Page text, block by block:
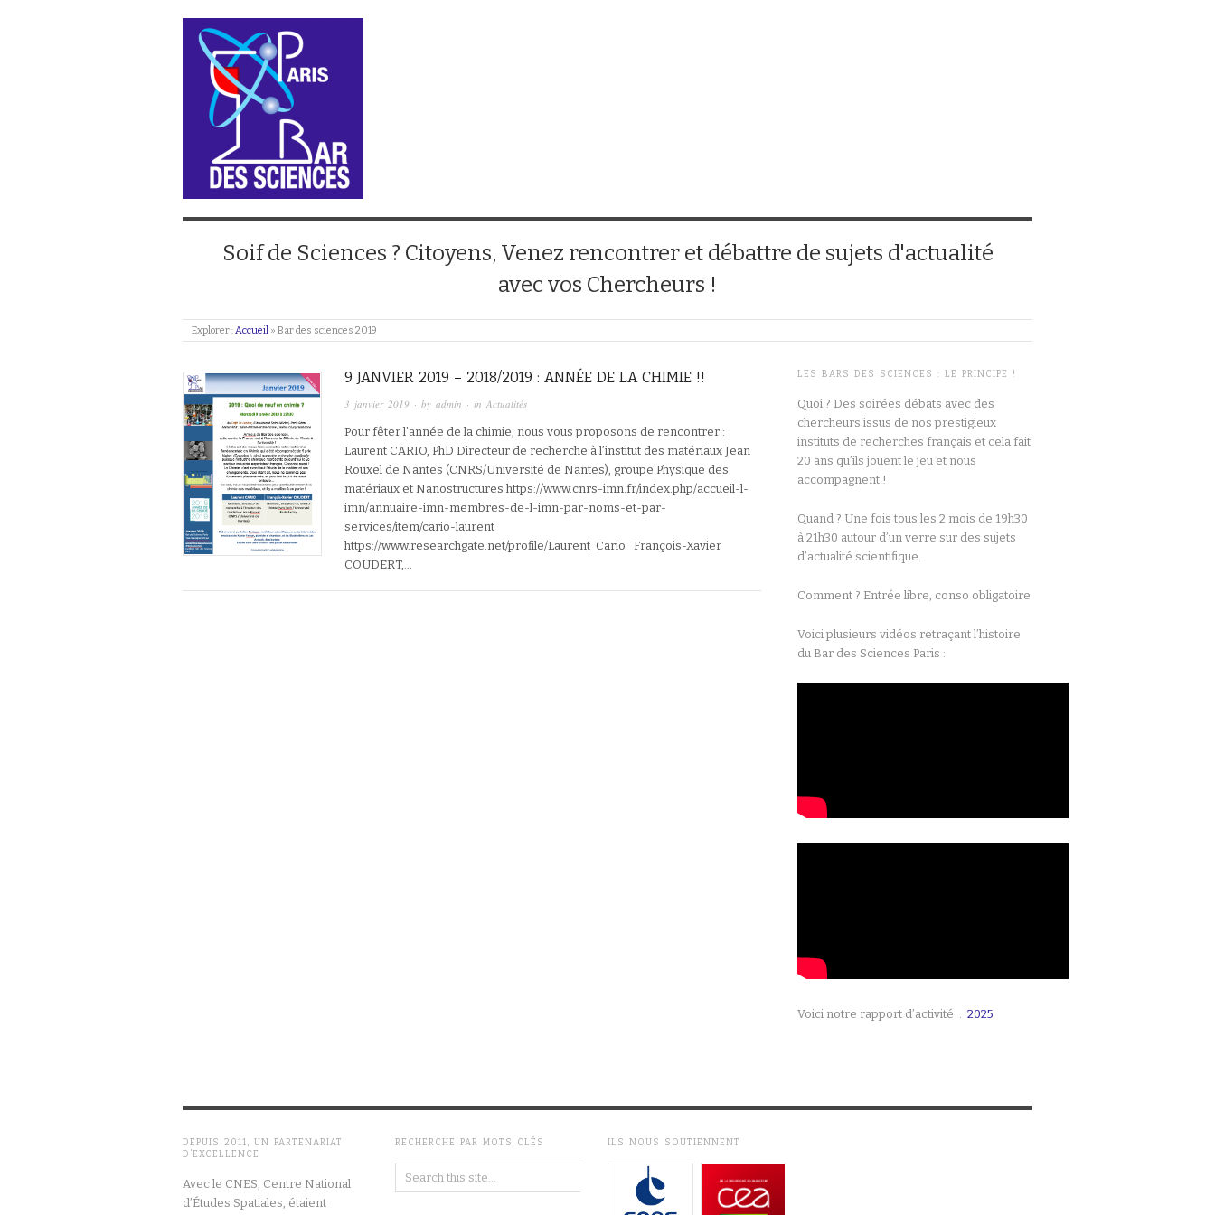
Soif de Sciences ? Citoyens, Venez rencontrer et débattre de sujets d'actualité
avec vos Chercheurs !
Explorer :Accueil » Bar des sciences 2019
9 JANVIER 2019 – 2018/2019 : ANNÉE DE LA CHIMIE !!
3 janvier 2019 · by admin · in Actualités
Pour fêter l’année de la chimie, nous vous proposons de rencontrer :
Laurent CARIO, PhD Directeur de recherche à l’institut des matériaux Jean
Rouxel de Nantes (CNRS/Université de Nantes), groupe Physique des
matériaux et Nanostructures https://www.cnrs-imn.fr/index.php/accueil-l-
imn/annuaire-imn-membres-de-l-imn-par-noms-et-par-
services/item/cario-laurent
https://www.researchgate.net/profile/Laurent_Cario François-Xavier
COUDERT,…
LES BARS DES SCIENCES : LE PRINCIPE !
Quoi ? Des soirées débats avec des
chercheurs issus de nos prestigieux
instituts de recherches français et cela fait
20 ans qu’ils jouent le jeu et nous
accompagnent !
Quand ? Une fois tous les 2 mois de 19h30
à 21h30 autour d’un verre sur des sujets
d’actualité scientifique.
Comment ? Entrée libre, conso obligatoire
Voici plusieurs vidéos retraçant l’histoire
du Bar des Sciences Paris :
Voici notre rapport d’activité : 2025
DEPUIS 2011, UN PARTENARIAT
D’EXCELLENCE
Avec le CNES, Centre National
d’Études Spatiales, étaient
RECHERCHE PAR MOTS CLÉS ILS NOUS SOUTIENNENT